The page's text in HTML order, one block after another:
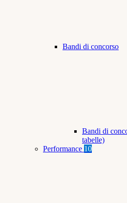
Bandi di concorso
Bandi di
tabelle)
Performance 10